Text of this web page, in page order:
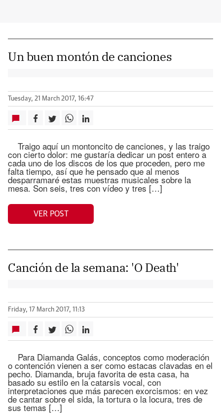
Un buen montón de canciones
Tuesday, 21 March 2017, 16:47
Traigo aquí un montoncito de canciones, y las traigo
con cierto dolor: me gustaría dedicar un post entero a
cada uno de los discos de los que proceden, pero me
falta tiempo, así que he pensado que al menos
desparramaré estas muestras musicales sobre la
mesa. Son seis, tres con vídeo y tres […]
VER POST
Canción de la semana: 'O Death'
Friday, 17 March 2017, 11:13
Para Diamanda Galás, conceptos como moderación
o contención vienen a ser como estacas clavadas en el
pecho. Diamanda, bruja favorita de esta casa, ha
basado su estilo en la catarsis vocal, con
interpretaciones que más parecen exorcismos: en vez
de cantar sobre el sida, la tortura o la locura, tres de
sus temas […]